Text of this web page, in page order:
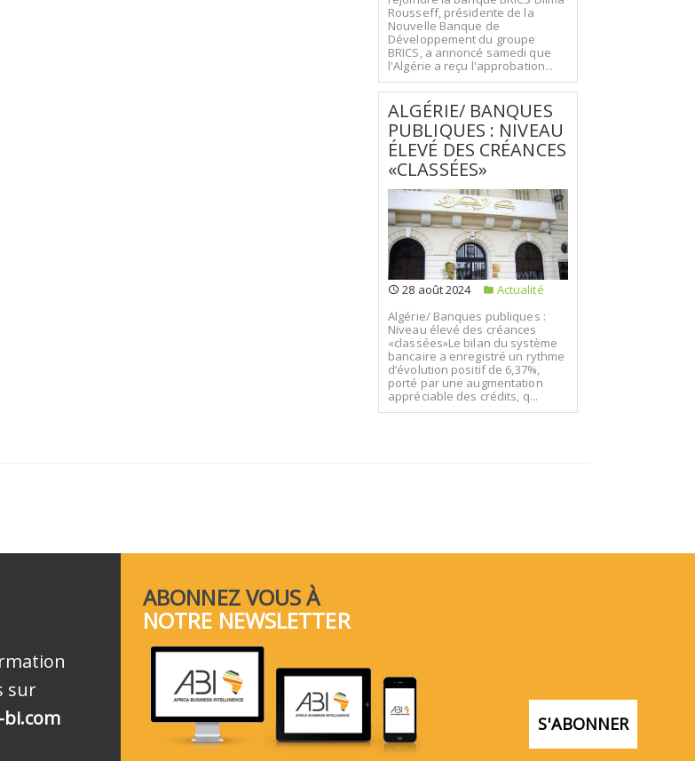
Rousseff, présidente de la
Nouvelle Banque de
Développement du groupe
BRICS, a annoncé samedi que
l'Algérie a reçu l'approbation...
ALGÉRIE/ BANQUES
PUBLIQUES : NIVEAU
ÉLEVÉ DES CRÉANCES
«CLASSÉES»
28 août 2024
Actualité
Algérie/ Banques publiques :
Niveau élevé des créances
«classées»Le bilan du système
bancaire a enregistré un rythme
d’évolution positif de 6,37%,
porté par une augmentation
appréciable des crédits, q...
sur
ABONNEZ VOUS À
NOTRE NEWSLETTER
S'ABONNER